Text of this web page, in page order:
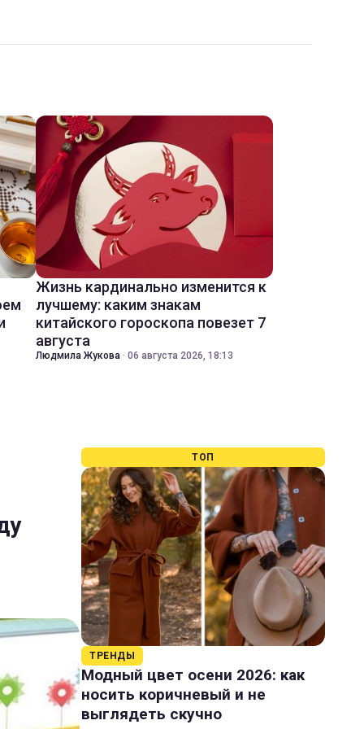
Жизнь кардинально изменится к
лучшему: каким знакам
китайского гороскопа повезет 7
августа
Людмила Жукова · 06 августа 2026, 18:13
ТОП
ТРЕНДЫ
Модный цвет осени 2026: как
носить коричневый и не
выглядеть скучно